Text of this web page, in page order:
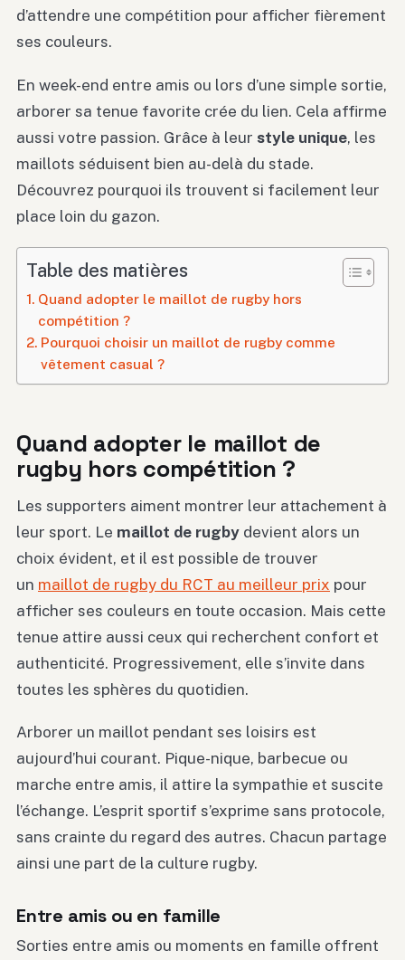
d’attendre une compétition pour afficher fièrement
ses couleurs.
En week-end entre amis ou lors d’une simple sortie,
arborer sa tenue favorite crée du lien. Cela affirme
aussi votre passion. Grâce à leur style unique, les
maillots séduisent bien au-delà du stade.
Découvrez pourquoi ils trouvent si facilement leur
place loin du gazon.
Table des matières
Quand adopter le maillot de rugby hors
compétition ?
Pourquoi choisir un maillot de rugby comme
vêtement casual ?
Quand adopter le maillot de
rugby hors compétition ?
Les supporters aiment montrer leur attachement à
leur sport. Le maillot de rugby devient alors un
choix évident, et il est possible de trouver
un maillot de rugby du RCT au meilleur prix pour
afficher ses couleurs en toute occasion. Mais cette
tenue attire aussi ceux qui recherchent confort et
authenticité. Progressivement, elle s’invite dans
toutes les sphères du quotidien.
Arborer un maillot pendant ses loisirs est
aujourd’hui courant. Pique-nique, barbecue ou
marche entre amis, il attire la sympathie et suscite
l’échange. L’esprit sportif s’exprime sans protocole,
sans crainte du regard des autres. Chacun partage
ainsi une part de la culture rugby.
Entre amis ou en famille
Sorties entre amis ou moments en famille offrent